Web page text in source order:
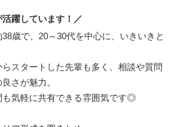
躍しています！／
歳で、20～30代を中心に、いきいきと
スタートした先輩も多く、相談や質問
さが魅力。
も気軽に共有できる雰囲気です◎